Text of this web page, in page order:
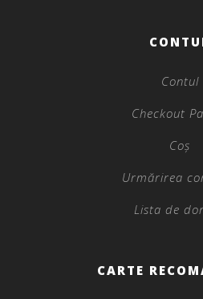
Contul
Checkout
Coș
Urmărirea
Lista de
CARTE